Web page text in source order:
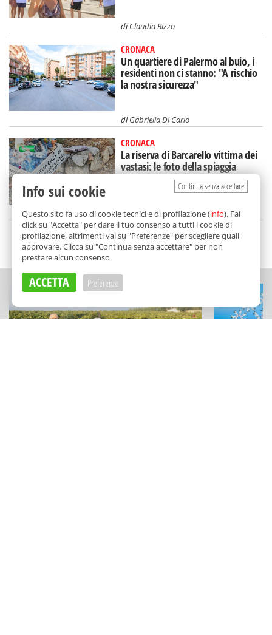
diClaudia Rizzo
CRONACA
Un quartiere di Palermo al buio, i
residenti non ci stanno: "A rischio
la nostra sicurezza"
diGabriella Di Carlo
CRONACA
La riserva di Barcarello vittima dei
vastasi: le foto della spiaggia
lasciata nel degrado
diAlice Marchese
SCELTO DA BALARM
Continua senza accettare
Info sui cookie
Questo sito fa uso di cookie tecnici e di profilazione (info). Fai
click su "Accetta" per dare il tuo consenso a tutti i cookie di
profilazione, altrimenti vai su "Preferenze" per scegliere quali
approvare. Clicca su "Continua senza accettare" per non
prestare alcun consenso.
ACCETTA Preferenze